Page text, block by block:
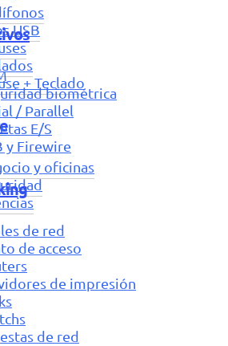
USB
+ Teclado
y oficinas
biométrica
/ Parallel
E/S
y Firewire
de red
de acceso
de impresión
de red